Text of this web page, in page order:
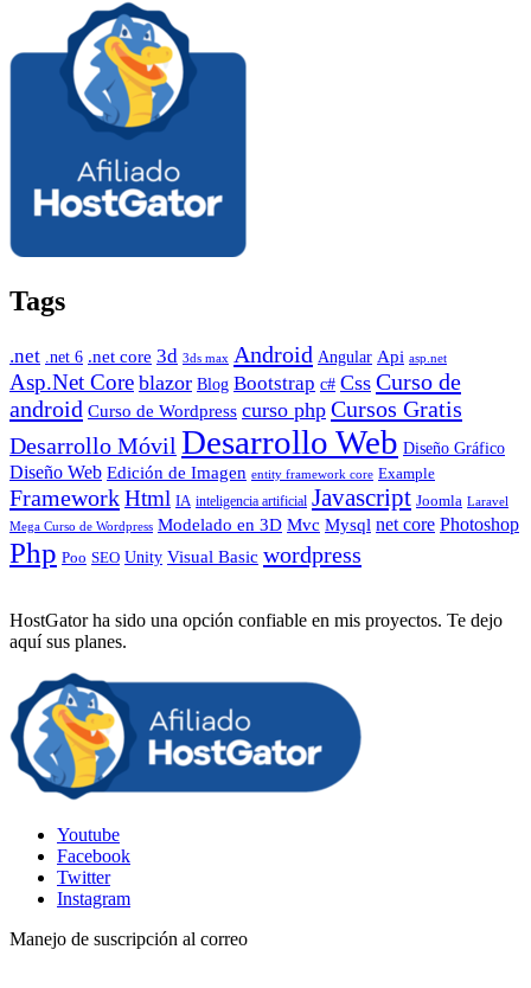
Tags
.net .net 6 .net core 3d 3ds max Android Angular Api asp.net
Asp.Net Core blazor Blog Bootstrap c# Css Curso de
android Curso de Wordpress curso php Cursos Gratis
Desarrollo Móvil Desarrollo Web Diseño Gráfico
Diseño Web Edición de Imagen entity framework core Example
FrameworkHtml IA inteligencia artificial Javascript Joomla Laravel
Mega Curso de Wordpress Modelado en 3D Mvc Mysql net core Photoshop
Php Poo SEO Unity Visual Basic wordpress
HostGator ha sido una opción confiable en mis proyectos. Te dejo
aquí sus planes.
Youtube
Facebook
Twitter
Instagram
Manejo de suscripción al correo